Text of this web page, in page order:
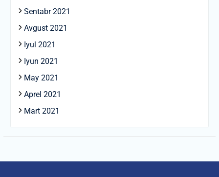
Sentabr 2021
Avgust 2021
Iyul 2021
Iyun 2021
May 2021
Aprel 2021
Mart 2021